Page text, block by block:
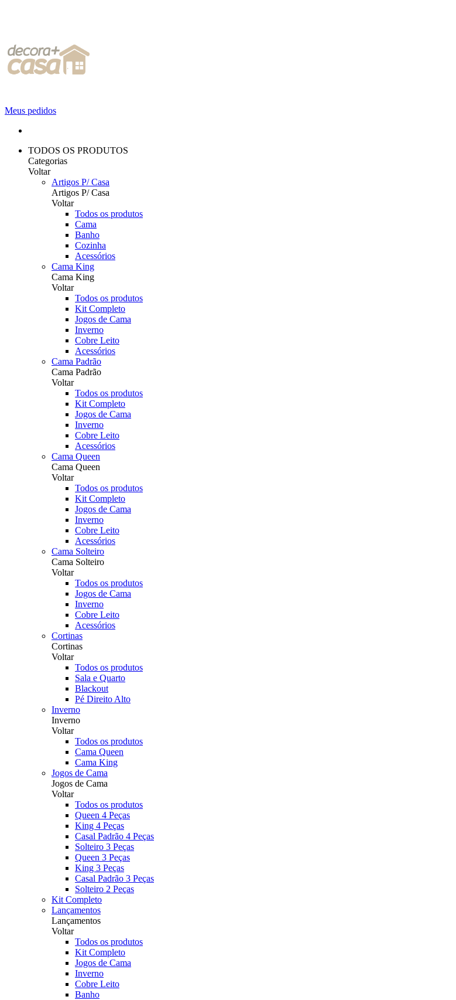
Meus pedidos
TODOS OS PRODUTOS
Categorias
Voltar
Artigos P/ Casa
Artigos P/ Casa
Voltar
Todos os produtos
Cama
Banho
Cozinha
Acessórios
Cama King
Cama King
Voltar
Todos os produtos
Kit Completo
Jogos de Cama
Inverno
Cobre Leito
Acessórios
Cama Padrão
Cama Padrão
Voltar
Todos os produtos
Kit Completo
Jogos de Cama
Inverno
Cobre Leito
Acessórios
Cama Queen
Cama Queen
Voltar
Todos os produtos
Kit Completo
Jogos de Cama
Inverno
Cobre Leito
Acessórios
Cama Solteiro
Cama Solteiro
Voltar
Todos os produtos
Jogos de Cama
Inverno
Cobre Leito
Acessórios
Cortinas
Cortinas
Voltar
Todos os produtos
Sala e Quarto
Blackout
Pé Direito Alto
Inverno
Inverno
Voltar
Todos os produtos
Cama Queen
Cama King
Jogos de Cama
Jogos de Cama
Voltar
Todos os produtos
Queen 4 Peças
King 4 Peças
Casal Padrão 4 Peças
Solteiro 3 Peças
Queen 3 Peças
King 3 Peças
Casal Padrão 3 Peças
Solteiro 2 Peças
Kit Completo
Lançamentos
Lançamentos
Voltar
Todos os produtos
Kit Completo
Jogos de Cama
Inverno
Cobre Leito
Banho